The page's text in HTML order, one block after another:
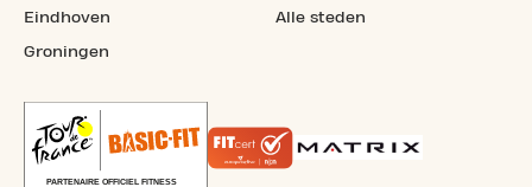
Eindhoven
Groningen
Alle steden